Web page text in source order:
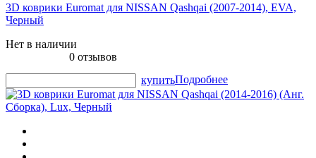
3D коврики Euromat для NISSAN Qashqai (2007-2014), EVA,
Черный
Нет в наличии
0 отзывов
купитьПодробнее